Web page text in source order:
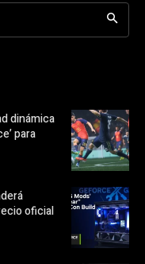
dinámica
para
oficial